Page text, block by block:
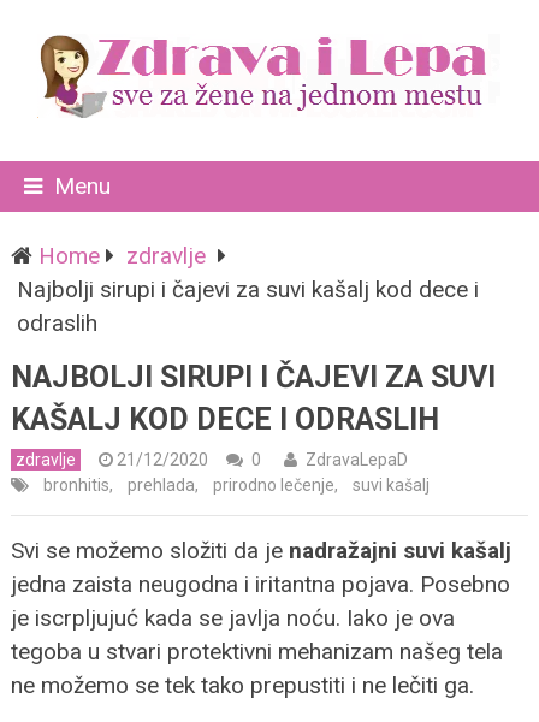
Menu
Home
zdravlje
Najbolji sirupi i čajevi za suvi kašalj kod dece i
odraslih
NAJBOLJI SIRUPI I ČAJEVI ZA SUVI
KAŠALJ KOD DECE I ODRASLIH
zdravlje 21/12/2020 0
ZdravaLepaD
bronhitis, prehlada, prirodno lečenje, suvi kašalj
Svi se možemo složiti da jenadražajni suvi kašalj
jedna zaista neugodna i iritantna pojava. Posebno
je iscrpljujuć kada se javlja noću. Iako je ova
tegoba u stvari protektivni mehanizam našeg tela
ne možemo se tek tako prepustiti i ne lečiti ga.